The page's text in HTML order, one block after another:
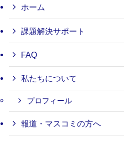
ホーム
課題解決サポート
FAQ
私たちについて
プロフィール
報道・マスコミの方へ